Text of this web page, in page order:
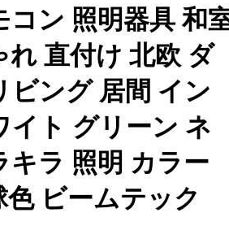
コン 照明器具 和
れ 直付け 北欧 ダ
ビング 居間 イン
イト グリーン ネ
キラ 照明 カラー
ビームテック